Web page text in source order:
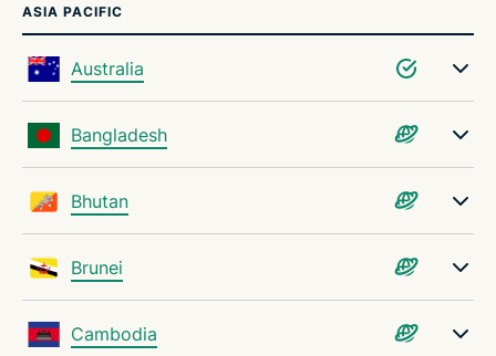
ASIA PACIFIC
Australia
Bangladesh
Bhutan
Brunei
Cambodia